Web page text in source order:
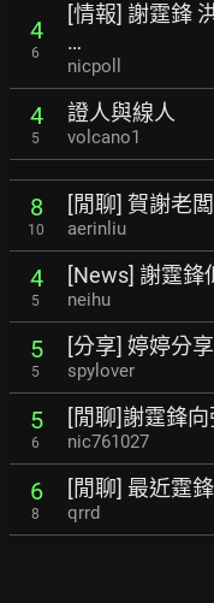
4
6
[情報] 謝霆鋒
…
nicpoll
4
5
證人與線人
volcano1
8
10
[閒聊] 賀謝老
aerinliu
4
5
[News] 謝霆鋒
neihu
5
5
[分享] 婷婷分
spylover
5
6
[閒聊]謝霆鋒
nic761027
6
8
[閒聊] 最近霆
qrrd